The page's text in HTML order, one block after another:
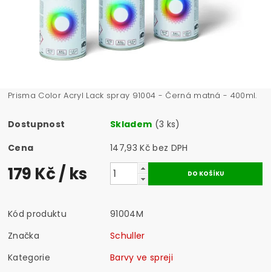
Prisma Color Acryl Lack spray 91004 - Černá matná - 400ml.
Dostupnost Skladem (3 ks)
Cena
147,93 Kč bez DPH
179 Kč/ ks
Kód produktu
91004M
Značka
Schuller
Kategorie
Barvy ve spreji